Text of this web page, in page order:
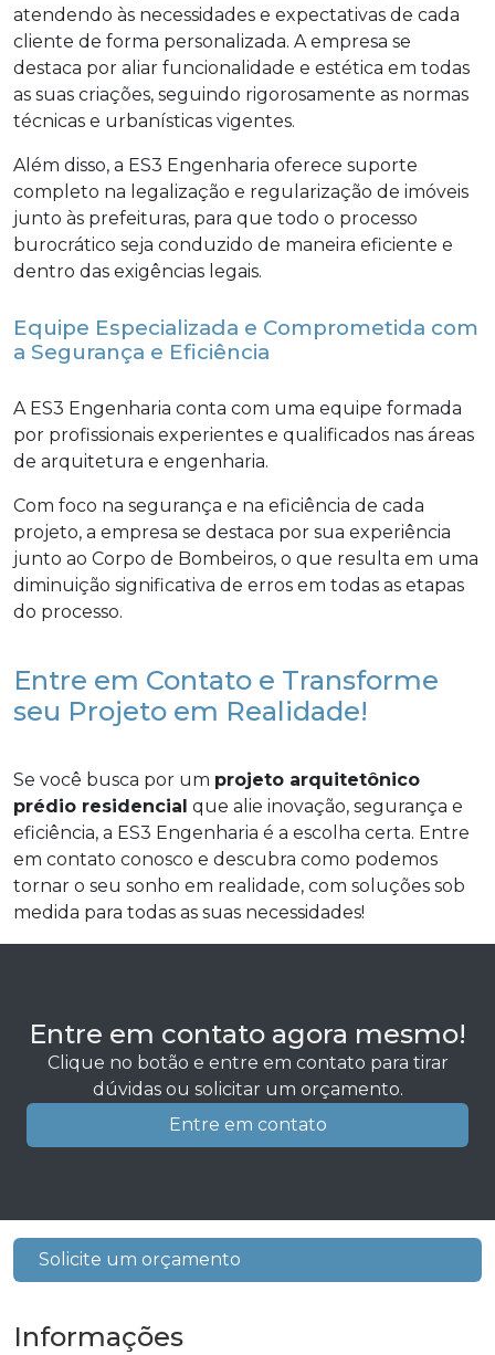
atendendo às necessidades e expectativas de cada
cliente de forma personalizada. A empresa se
destaca por aliar funcionalidade e estética em todas
as suas criações, seguindo rigorosamente as normas
técnicas e urbanísticas vigentes.
Além disso, a ES3 Engenharia oferece suporte
completo na legalização e regularização de imóveis
junto às prefeituras, para que todo o processo
burocrático seja conduzido de maneira eficiente e
dentro das exigências legais.
Equipe Especializada e Comprometida com
a Segurança e Eficiência
A ES3 Engenharia conta com uma equipe formada
por profissionais experientes e qualificados nas áreas
de arquitetura e engenharia.
Com foco na segurança e na eficiência de cada
projeto, a empresa se destaca por sua experiência
junto ao Corpo de Bombeiros, o que resulta em uma
diminuição significativa de erros em todas as etapas
do processo.
Entre em Contato e Transforme
seu Projeto em Realidade!
Se você busca por um projeto arquitetônico
prédio residencial que alie inovação, segurança e
eficiência, a ES3 Engenharia é a escolha certa. Entre
em contato conosco e descubra como podemos
tornar o seu sonho em realidade, com soluções sob
medida para todas as suas necessidades!
Entre em contato agora mesmo!
Clique no botão e entre em contato para tirar
dúvidas ou solicitar um orçamento.
Entre em contato
Solicite um orçamento
Informações